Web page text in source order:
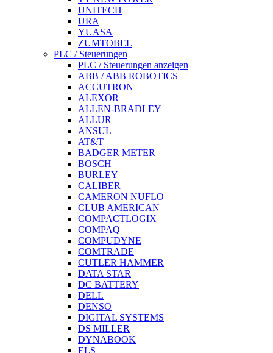
UNITECH
URA
YUASA
ZUMTOBEL
PLC / Steuerungen
PLC / Steuerungen anzeigen
ABB / ABB ROBOTICS
ACCUTRON
ALEXOR
ALLEN-BRADLEY
ALLUR
ANSUL
AT&T
BADGER METER
BOSCH
BURLEY
CALIBER
CAMERON NUFLO
CLUB AMERICAN
COMPACTLOGIX
COMPAQ
COMPUDYNE
COMTRADE
CUTLER HAMMER
DATA STAR
DC BATTERY
DELL
DENSO
DIGITAL SYSTEMS
DS MILLER
DYNABOOK
ELS